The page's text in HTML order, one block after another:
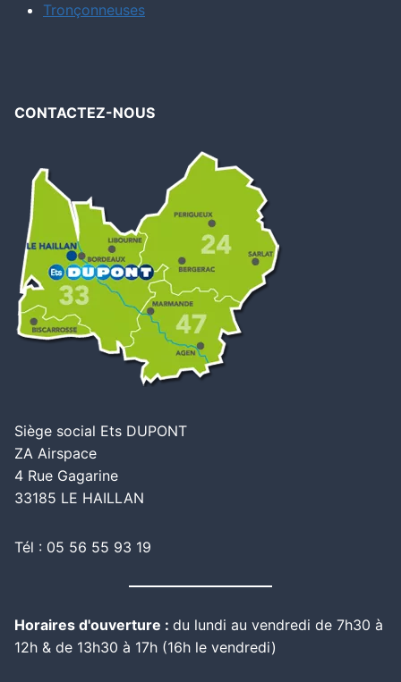
Tronçonneuses
CONTACTEZ-NOUS
Siège social Ets DUPONT
ZA Airspace
4 Rue Gagarine
33185 LE HAILLAN
Tél : 05 56 55 93 19
Horaires d'ouverture : du lundi au vendredi de 7h30 à
12h & de 13h30 à 17h (16h le vendredi)